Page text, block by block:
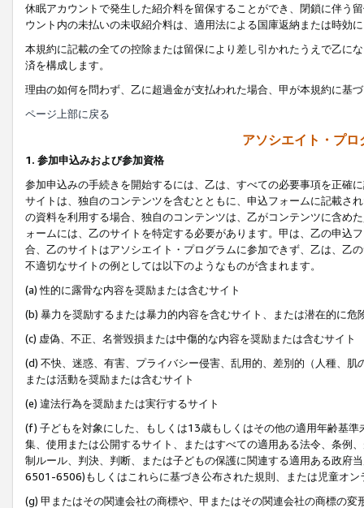
休眠アカウントで発生した紹介料を留保することができ、閉鎖に伴う
ウント内の未払いの未収紹介料は、適用法による国庫返納または時効
本規約に記載の全ての控除または留保により差し引かれたうえで乙に
済を構成します。
理由の如何を問わず、乙に超過金が支払われた場合、甲が本規約に基
ページ上部に戻る
アソシエイト・プ
1. 参加申込みおよび参加資格
参加申込みの手続きを開始するには、乙は、すべての必要事項を正確
サイトは、独自のコンテンツを含むとともに、申込フォームに記載さ
の資料を利用する場合、独自のコンテンツは、乙がコンテンツに含め
ォームには、乙のサイトを特定する必要があります。甲は、乙の申込
合、乙のサイトはアソシエイト・プログラムに参加できず、乙は、乙
不適切なサイトの例としては以下のようなものが含まれます。
(a) 性的に露骨な内容を奨励または含むサイト
(b) 暴力を奨励するまたは暴力的内容を含むサイト、または潜在的に
(c) 虚偽、不正、名誉毀損または中傷的な内容を奨励または含むサイト
(d) 不快、迷惑、有害、プライバシー侵害、乱用的、差別的（人種、
または活動を奨励または含むサイト
(e) 違法行為を奨励または実行するサイト
(f) 子どもを対象にした、もしくは13歳もしくはその他の適用年齢基
集、使用または公開するサイト、またはすべての適用ある法令、条例
制ルール、判決、判断、または子どもの保護に関連する適用ある政府
6501-6506)もしくはこれらに基づき公布された規則、または児童オン
(g) 甲またはその関連会社の商標や、甲またはその関連会社の商標の